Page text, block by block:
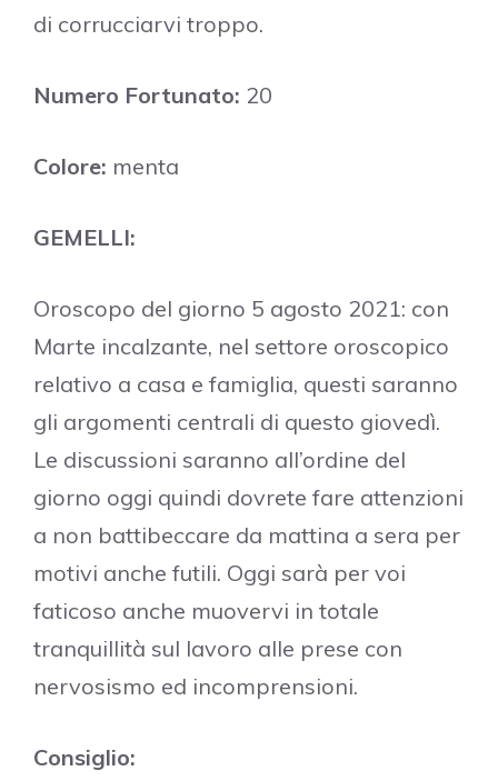
di corrucciarvi troppo.
Numero Fortunato: 20
Colore: menta
GEMELLI:
Oroscopo del giorno 5 agosto 2021: con
Marte incalzante, nel settore oroscopico
relativo a casa e famiglia, questi saranno
gli argomenti centrali di questo giovedì.
Le discussioni saranno all’ordine del
giorno oggi quindi dovrete fare attenzioni
a non battibeccare da mattina a sera per
motivi anche futili. Oggi sarà per voi
faticoso anche muovervi in totale
tranquillità sul lavoro alle prese con
nervosismo ed incomprensioni.
Consiglio: